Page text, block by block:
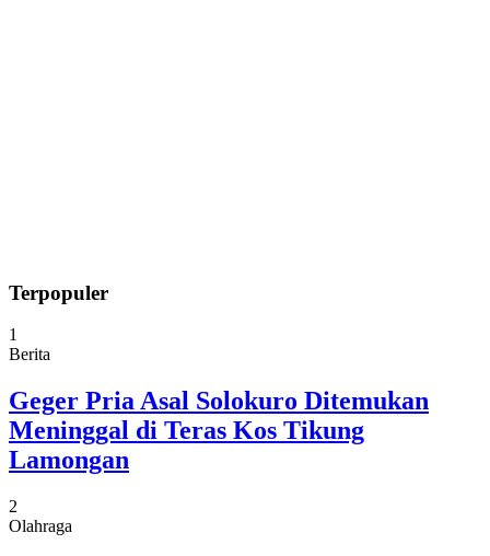
Terpopuler
1
Berita
Geger Pria Asal Solokuro Ditemukan
Meninggal di Teras Kos Tikung
Lamongan
2
Olahraga